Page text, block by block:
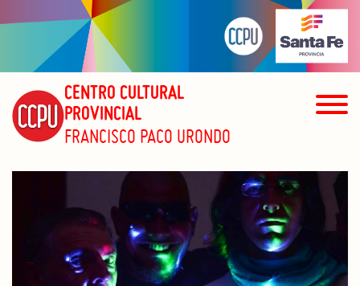
CENTRO CULTURAL
PROVINCIAL
FRANCISCO PACO URONDO